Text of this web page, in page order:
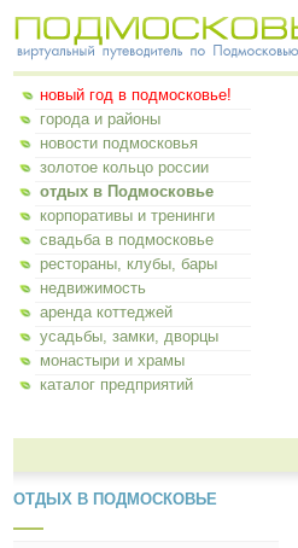
новый год в подмосковье!
города и районы
новости подмосковья
золотое кольцо россии
отдых в Подмосковье
корпоративы и тренинги
свадьба в подмосковье
рестораны, клубы, бары
недвижимость
аренда коттеджей
усадьбы, замки, дворцы
монастыри и храмы
каталог предприятий
ОТДЫХ В ПОДМОСКОВЬЕ